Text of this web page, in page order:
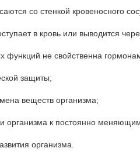
со стенкой кровеносного
в кровь или выводится
функций не свойственна
защиты;
веществ организма;
организма к постоянно
роста и